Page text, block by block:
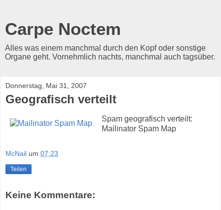
Carpe Noctem
Alles was einem manchmal durch den Kopf oder sonstige
Organe geht. Vornehmlich nachts, manchmal auch tagsüber.
Donnerstag, Mai 31, 2007
Geografisch verteilt
Spam geografisch verteilt:
Mailinator Spam Map
McNail um 07:23
Teilen
Keine Kommentare: